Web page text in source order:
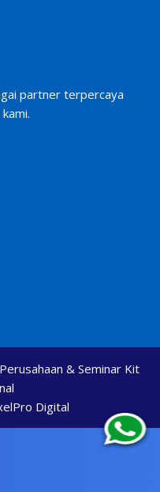
partner terpercaya
& Seminar Kit
Digital